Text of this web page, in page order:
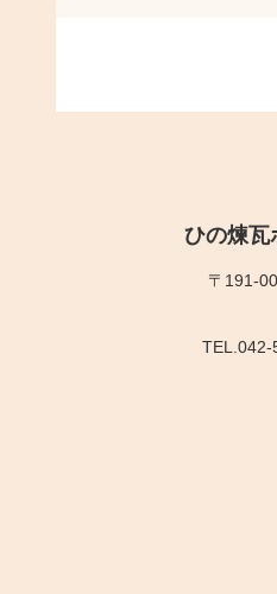
ひの煉瓦
〒191-
TEL.042-